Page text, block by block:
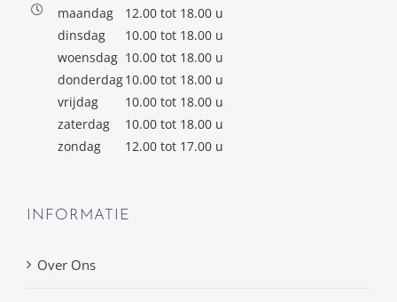
maandag
12.00 tot 18.00 u
dinsdag
10.00 tot 18.00 u
woensdag 10.00 tot 18.00 u
donderdag10.00 tot 18.00 u
vrijdag
10.00 tot 18.00 u
zaterdag
10.00 tot 18.00 u
zondag
12.00 tot 17.00 u
INFORMATIE
Over Ons